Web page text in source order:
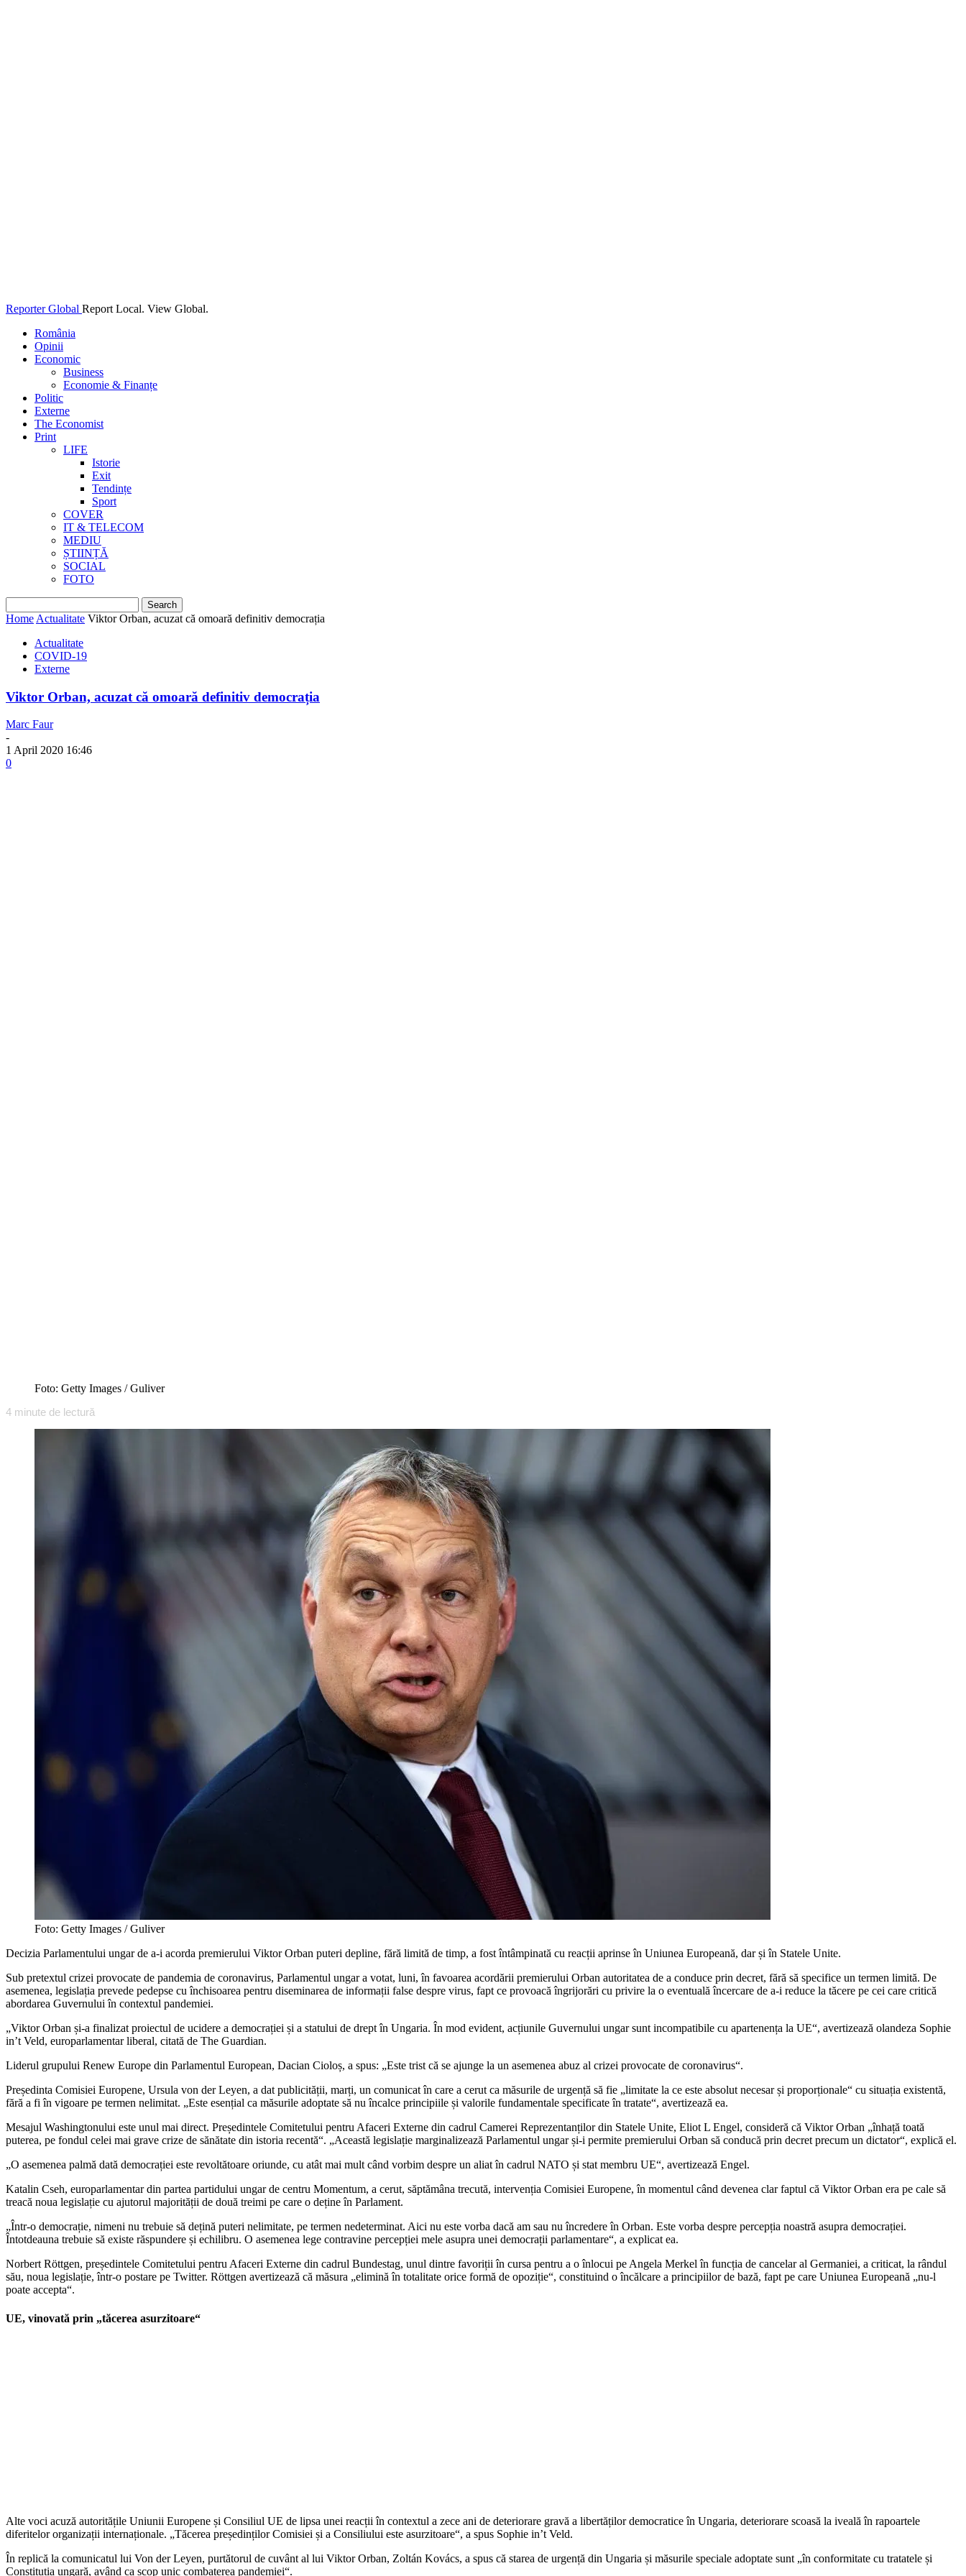
Reporter Global Report Local. View Global.
România
Opinii
Economic
Business
Economie & Finanțe
Politic
Externe
The Economist
Print
LIFE
Istorie
Exit
Tendințe
Sport
COVER
IT & TELECOM
MEDIU
ȘTIINȚĂ
SOCIAL
FOTO
Home Actualitate Viktor Orban, acuzat că omoară definitiv democrația
Actualitate
COVID-19
Externe
Viktor Orban, acuzat că omoară definitiv democrația
Marc Faur
-
1 April 2020 16:46
0
Foto: Getty Images / Guliver
4 minute de lectură
Foto: Getty Images / Guliver
Decizia Parlamentului ungar de a-i acorda premierului Viktor Orban puteri depline, fără limită de timp, a fost întâmpinată cu reacții aprinse în Uniunea Europeană, dar și în Statele Unite.
Sub pretextul crizei provocate de pandemia de coronavirus, Parlamentul ungar a votat, luni, în favoarea acordării premierului Orban autoritatea de a conduce prin decret, fără să specifice un termen limită. De
asemenea, legislația prevede pedepse cu închisoarea pentru diseminarea de informații false despre virus, fapt ce provoacă îngrijorări cu privire la o eventuală încercare de a-i reduce la tăcere pe cei care critică
abordarea Guvernului în contextul pandemiei.
„Viktor Orban și-a finalizat proiectul de ucidere a democrației și a statului de drept în Ungaria. În mod evident, acțiunile Guvernului ungar sunt incompatibile cu apartenența la UE“, avertizează olandeza Sophie
in’t Veld, europarlamentar liberal, citată de The Guardian.
Liderul grupului Renew Europe din Parlamentul European, Dacian Cioloș, a spus: „Este trist că se ajunge la un asemenea abuz al crizei provocate de coronavirus“.
Președinta Comisiei Europene, Ursula von der Leyen, a dat publicității, marți, un comunicat în care a cerut ca măsurile de urgență să fie „limitate la ce este absolut necesar și proporționale“ cu situația existentă,
fără a fi în vigoare pe termen nelimitat. „Este esențial ca măsurile adoptate să nu încalce principiile și valorile fundamentale specificate în tratate“, avertizează ea.
Mesajul Washingtonului este unul mai direct. Președintele Comitetului pentru Afaceri Externe din cadrul Camerei Reprezentanților din Statele Unite, Eliot L Engel, consideră că Viktor Orban „înhață toată
puterea, pe fondul celei mai grave crize de sănătate din istoria recentă“. „Această legislație marginalizează Parlamentul ungar și-i permite premierului Orban să conducă prin decret precum un dictator“, explică el.
„O asemenea palmă dată democrației este revoltătoare oriunde, cu atât mai mult când vorbim despre un aliat în cadrul NATO și stat membru UE“, avertizează Engel.
Katalin Cseh, europarlamentar din partea partidului ungar de centru Momentum, a cerut, săptămâna trecută, intervenția Comisiei Europene, în momentul când devenea clar faptul că Viktor Orban era pe cale să
treacă noua legislație cu ajutorul majorității de două treimi pe care o deține în Parlament.
„Într-o democrație, nimeni nu trebuie să dețină puteri nelimitate, pe termen nedeterminat. Aici nu este vorba dacă am sau nu încredere în Orban. Este vorba despre percepția noastră asupra democrației.
Întotdeauna trebuie să existe răspundere și echilibru. O asemenea lege contravine percepției mele asupra unei democrații parlamentare“, a explicat ea.
Norbert Röttgen, președintele Comitetului pentru Afaceri Externe din cadrul Bundestag, unul dintre favoriții în cursa pentru a o înlocui pe Angela Merkel în funcția de cancelar al Germaniei, a criticat, la rândul
său, noua legislație, într-o postare pe Twitter. Röttgen avertizează că măsura „elimină în totalitate orice formă de opoziție“, constituind o încălcare a principiilor de bază, fapt pe care Uniunea Europeană „nu-l
poate accepta“.
UE, vinovată prin „tăcerea asurzitoare“
Alte voci acuză autoritățile Uniunii Europene și Consiliul UE de lipsa unei reacții în contextul a zece ani de deteriorare gravă a libertăților democratice în Ungaria, deteriorare scoasă la iveală în rapoartele
diferitelor organizații internaționale. „Tăcerea președinților Comisiei și a Consiliului este asurzitoare“, a spus Sophie in’t Veld.
În replică la comunicatul lui Von der Leyen, purtătorul de cuvânt al lui Viktor Orban, Zoltán Kovács, a spus că starea de urgență din Ungaria și măsurile speciale adoptate sunt „în conformitate cu tratatele și
Constituția ungară, având ca scop unic combaterea pandemiei“.